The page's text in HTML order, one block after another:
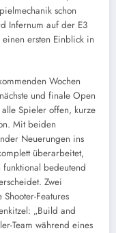
schon
Infernum auf der E3
ersten Einblick in
Wochen
und finale Open
alle Spieler offen, kurze
Mit beiden
Neuerungen ins
überarbeitet,
funktional bedeutend
Zwei
Features
„Build and
Team während eines